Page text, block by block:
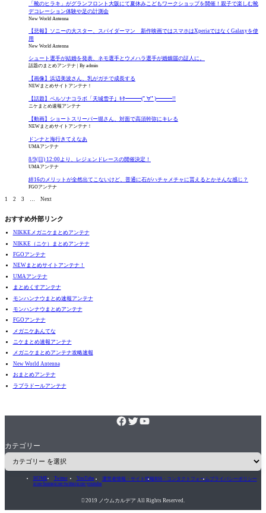
「靴のヒラキ」がグランフロント大阪にて夏休みこどもワークショップを開催！親子で楽しむ靴
デコレーション体験や足の計測会
New World Antenna
【悲報】ソニーの大スター、スパイダーマン 新作映画ではスマホはXperiaではなくGalaxyを使
用
New World Antenna
シュート選手が結婚を発表、ネモ選手とウメハラ選手が婚姻届の証人に。
話題のまとめアンテナ By admin
【画像】浜辺美波さん、乳がガチで成長する
NEWまとめサイトアンテナ！
【話題】ペルソナコラボ「天城雪子」ｷﾀ━━━(ﾟ∀ﾟ)━━━!!
ニケまとめ速報アンテナ
【動画】ショートスリーパー堀さん、対面で高須幹弥にキレる
NEWまとめサイトアンテナ！
ドンナと海行きてえなあ
UMAアンテナ
8/9(日) 12:00より、レジェンドレースの開催決定！
UMAアンテナ
絆16のメリットが全然出てこないけど、普通に石がハチャメチャに貰えるとかそんな感じ？
FGOアンテナ
1 2 3 … Next
おすすめ外部リンク
NIKKEメガニケまとめアンテナ
NIKKE（ニケ）まとめアンテナ
FGOアンテナ
NEWまとめサイトアンテナ！
UMAアンテナ
まとめくすアンテナ
モンハンナウまとめ速報アンテナ
モンハンナウまとめアンテナ
FGOアンテナ
メガニケあんてな
ニケまとめ速報アンテナ
メガニケまとめアンテナ攻略速報
New World Antenna
おまとめアンテナ
ラブラドールアンテナ
カテゴリー
HOME
icon-home
Twitter
icon-twitter
YouTube
icon-youtube
運営者情報・サイト情報RSS・コンタクトフォームプライバシーポリシー
 2019 ノウムカルデア All Rights Reserved.